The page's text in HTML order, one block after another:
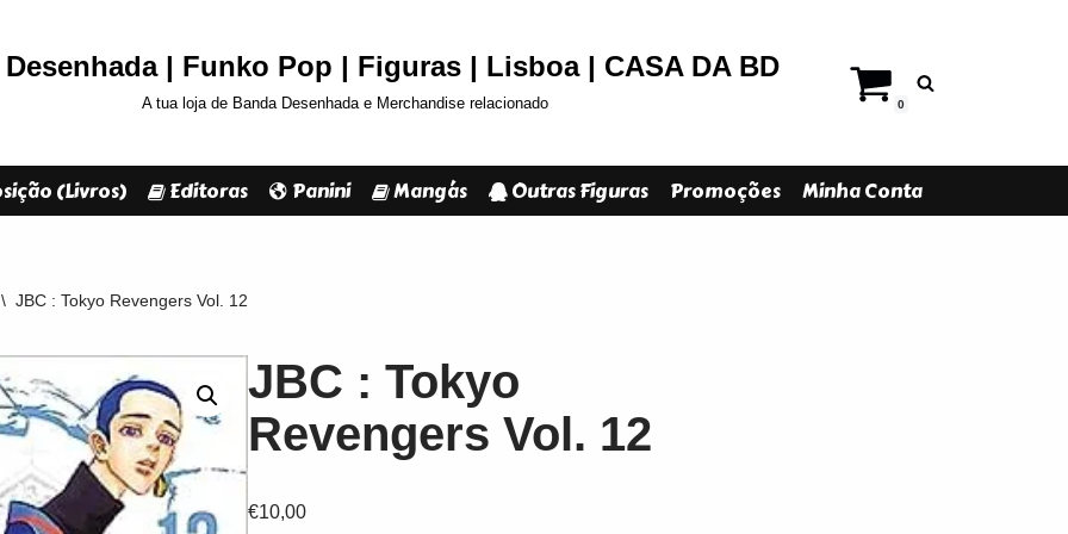
| Funko Pop | Figuras | Lisboa | CASA DA BD
A tua loja de Banda Desenhada e Merchandise relacionado 0
(Livros) Editoras Panini Mangás Outras Figuras Promoções Minha Conta
\ JBC : Tokyo Revengers Vol. 12
JBC : Tokyo
Revengers Vol. 12
€10,00